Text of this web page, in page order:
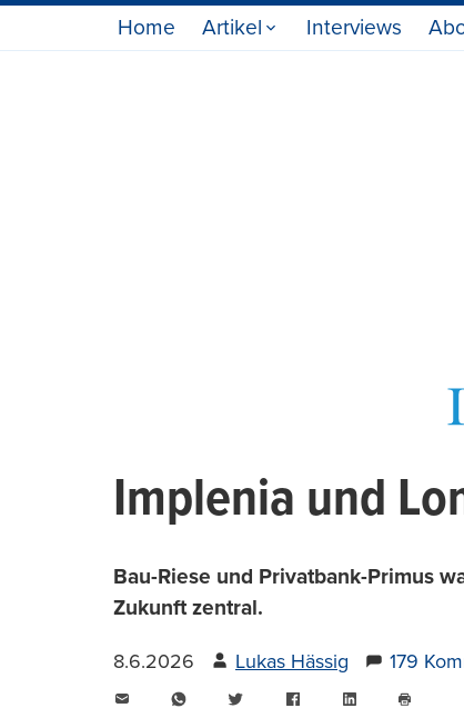
Home Artikel Interviews
Implenia und
Bau-Riese und Privatbank-Primus
Zukunft zentral.
8.6.2026 Lukas Hässig 179
WhatsAppTwitter FacebookLinkedIn